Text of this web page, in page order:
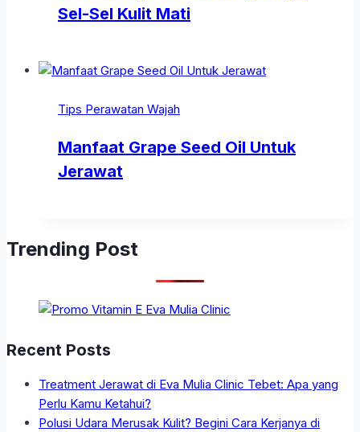
Sel-Sel Kulit Mati
Tips Perawatan Wajah
Manfaat Grape Seed Oil Untuk
Jerawat
Trending Post
Recent Posts
Treatment Jerawat di Eva Mulia Clinic Tebet: Apa yang
Perlu Kamu Ketahui?
Polusi Udara Merusak Kulit? Begini Cara Kerjanya di